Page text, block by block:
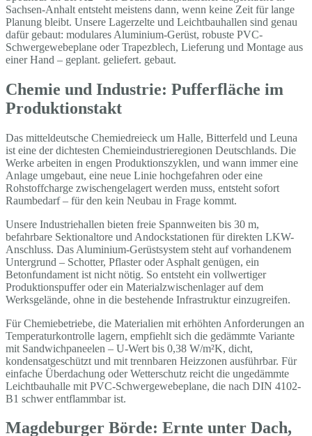
Sachsen-Anhalt entsteht meistens dann, wenn keine Zeit für lange
Planung bleibt. Unsere Lagerzelte und Leichtbauhallen sind genau
dafür gebaut: modulares Aluminium-Gerüst, robuste PVC-
Schwergewebeplane oder Trapezblech, Lieferung und Montage aus
einer Hand – geplant. geliefert. gebaut.
Chemie und Industrie: Pufferfläche im
Produktionstakt
Das mitteldeutsche Chemiedreieck um Halle, Bitterfeld und Leuna
ist eine der dichtesten Chemieindustrieregionen Deutschlands. Die
Werke arbeiten in engen Produktionszyklen, und wann immer eine
Anlage umgebaut, eine neue Linie hochgefahren oder eine
Rohstoffcharge zwischengelagert werden muss, entsteht sofort
Raumbedarf – für den kein Neubau in Frage kommt.
Unsere Industriehallen bieten freie Spannweiten bis 30 m,
befahrbare Sektionaltore und Andockstationen für direkten LKW-
Anschluss. Das Aluminium-Gerüstsystem steht auf vorhandenem
Untergrund – Schotter, Pflaster oder Asphalt genügen, ein
Betonfundament ist nicht nötig. So entsteht ein vollwertiger
Produktionspuffer oder ein Materialzwischenlager auf dem
Werksgelände, ohne in die bestehende Infrastruktur einzugreifen.
Für Chemiebetriebe, die Materialien mit erhöhten Anforderungen an
Temperaturkontrolle lagern, empfiehlt sich die gedämmte Variante
mit Sandwichpaneelen – U-Wert bis 0,38 W/m²K, dicht,
kondensatgeschützt und mit trennbaren Heizzonen ausführbar. Für
einfache Überdachung oder Wetterschutz reicht die ungedämmte
Leichtbauhalle mit PVC-Schwergewebeplane, die nach DIN 4102-
B1 schwer entflammbar ist.
Magdeburger Börde: Ernte unter Dach,